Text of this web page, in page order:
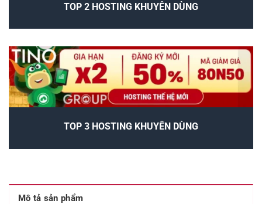
TOP 2 HOSTING KHUYÊN DÙNG
TOP 3 HOSTING KHUYÊN DÙNG
Mô tả sản phẩm